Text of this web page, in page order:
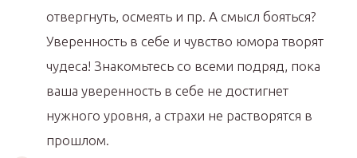
отвергнуть, осмеять и пр. А смысл бояться?
Уверенность в себе и чувство юмора творят
чудеса! Знакомьтесь со всеми подряд, пока
ваша уверенность в себе не достигнет
нужного уровня, а страхи не растворятся в
прошлом.